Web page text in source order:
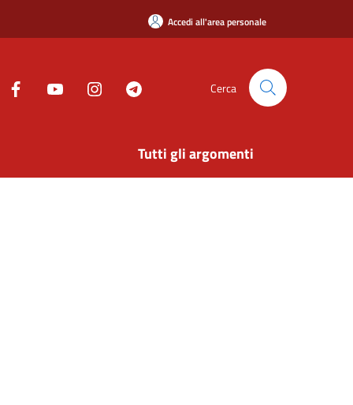
Accedi all'area personale
Cerca
Tutti gli argomenti